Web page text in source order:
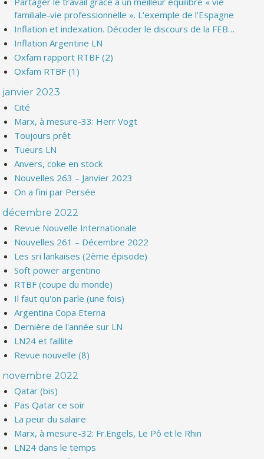
familiale-vie professionnelle ». L'exemple de l'Espagne
Inflation et indexation. Décoder le discours de la FEB…
Inflation Argentine LN
Oxfam rapport RTBF (2)
Oxfam RTBF (1)
janvier 2023
Cité
Marx, à mesure-33: Herr Vogt
Toujours prêt
Tueurs LN
Anvers, coke en stock
Nouvelles 263 – Janvier 2023
On a fini par Persée
décembre 2022
Revue Nouvelle Internationale
Nouvelles 261 – Décembre 2022
Les sri lankaises (2ème épisode)
Soft power argentino
RTBF (coupe du monde)
Il faut qu'on parle (une fois)
Argentina Copa Eterna
Dernière de l'année sur LN
LN24 et faillite
Revue nouvelle (8)
novembre 2022
Qatar (bis)
Pas Qatar ce soir
La peur du salaire
Marx, à mesure-32: Fr.Engels, Le Pô et le Rhin
LN24 dans le temps